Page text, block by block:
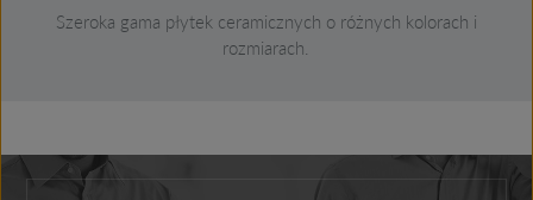
Szeroka gama płytek ceramicznych o różnych kolorach i
rozmiarach.